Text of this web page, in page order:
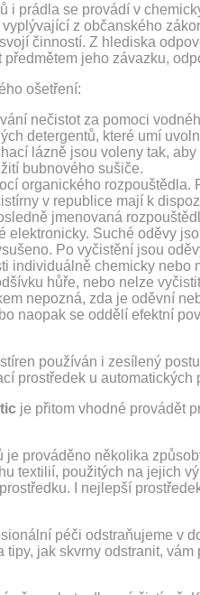
i prádla se provádí v
z občanského
činností. Z hlediska
jeho závazku,
ošetření:
nečistot za pomoci
detergentů, které umí
lázně jsou voleny tak,
bubnového sušiče.
organického rozpouštědla.
v republice mají k
jmenovaná
elektronicky. Suché oděvy
Po vyčistění jsou
individuálně chemicky nebo
hůře, nebo nelze
nepozná, zda je oděvní
naopak se oddělí efektní
používán i zesílený
prostředek u automatických
je přitom vhodné provádět
je prováděno několika
textilií, použitých na jejich
I nejlepší
péči odstraňujeme v
jak skvrny odstranit,